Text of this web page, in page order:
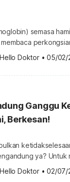
semasa
perkongsian
Kehamilan, sila
antara jenis
penjagaan
Doktor • 05/02/
Ganggu
Berkesan!
mendapatkan lebih
di sini.
nipis, jernih atau
Doktor • 02/07/